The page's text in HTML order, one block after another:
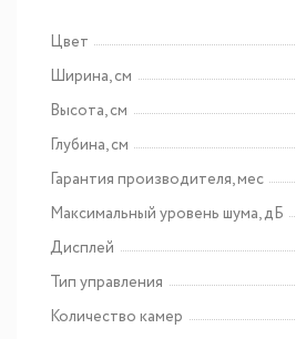
Цвет
Ширина, см
Высота, см
Глубина, см
Гарантия производителя, мес
Максимальный уровень шума, дБ
Дисплей
Тип управления
Количество камер